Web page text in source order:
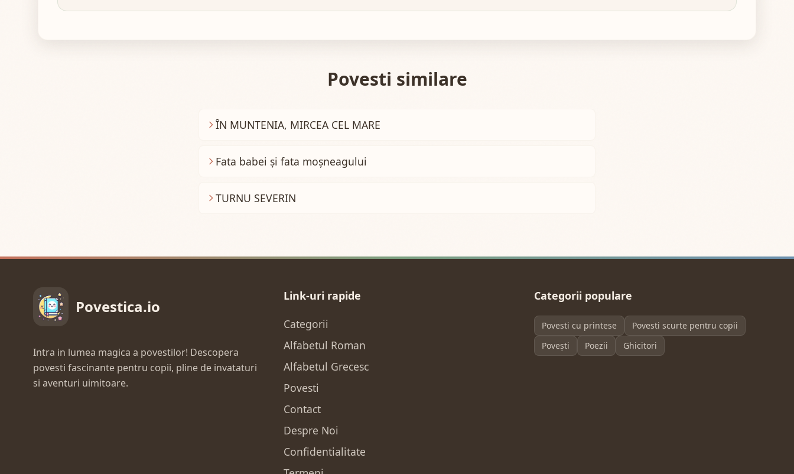
Povesti similare
ÎN MUNTENIA, MIRCEA CEL MARE
Fata babei și fata moșneagului
TURNU SEVERIN
Povestica.io
Intra in lumea magica a povestilor! Descopera
povesti fascinante pentru copii, pline de invataturi
si aventuri uimitoare.
Link-uri rapide
Categorii
Alfabetul Roman
Alfabetul Grecesc
Povesti
Contact
Despre Noi
Confidentialitate
Categorii populare
Povesti cu printese
Povesti scurte pentru copii
Povești
Poezii Ghicitori